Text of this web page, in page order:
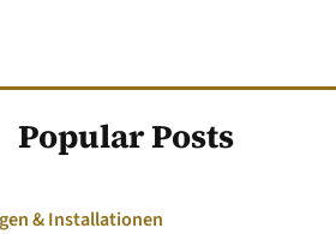
Popular Posts
& Installationen